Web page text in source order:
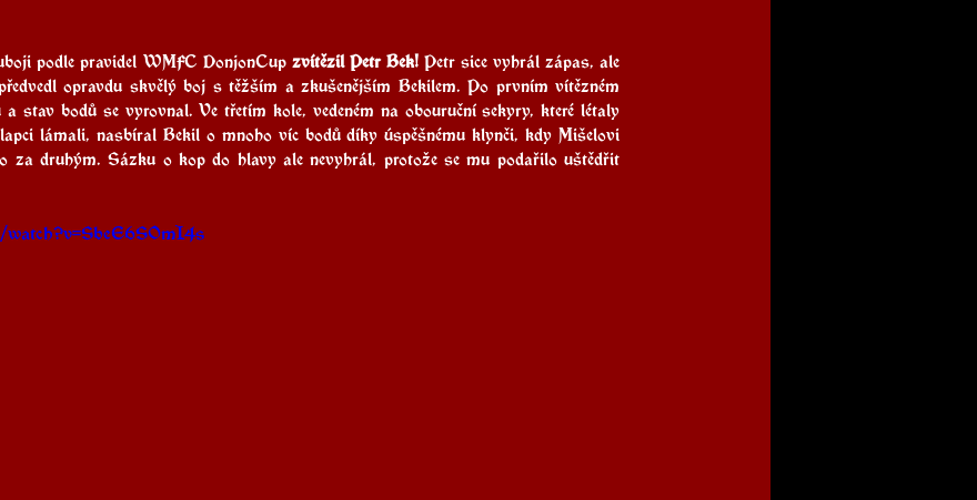
podle pravidel WMFC DonjonCup zvítězil Petr Bek! Petr sice vyhrál zápas, ale
opravdu skvělý boj s těžším a zkušenějším Bekilem. Po prvním vítězném
stav bodů se vyrovnal. Ve třetím kole, vedeném na obouruční sekyry, které létaly
lámali, nasbíral Bekil o mnoho víc bodů díky úspěšnému klynči, kdy Mišelovi
za druhým. Sázku o kop do hlavy ale nevyhrál, protože se mu podařilo uštědřit